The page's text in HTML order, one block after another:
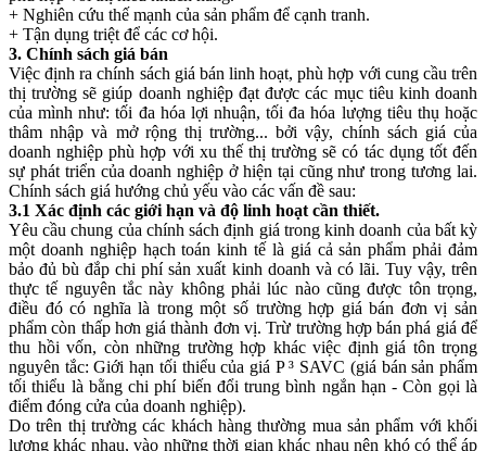
+ Nghiên cứu thế mạnh của sản phẩm để cạnh tranh.
+ Tận dụng triệt để các cơ hội.
3. Chính sách giá bán
Việc định ra chính sách giá bán linh hoạt, phù hợp với cung cầu trên
thị trường sẽ giúp doanh nghiệp đạt được các mục tiêu kinh doanh
của mình như: tối đa hóa lợi nhuận, tối đa hóa lượng tiêu thụ hoặc
thâm nhập và mở rộng thị trường... bởi vậy, chính sách giá của
doanh nghiệp phù hợp với xu thế thị trường sẽ có tác dụng tốt đến
sự phát triển của doanh nghiệp ở hiện tại cũng như trong tương lai.
Chính sách giá hướng chủ yếu vào các vấn đề sau:
3.1 Xác định các giới hạn và độ linh hoạt cần thiết.
Yêu cầu chung của chính sách định giá trong kinh doanh của bất kỳ
một doanh nghiệp hạch toán kinh tế là giá cả sản phẩm phải đảm
bảo đủ bù đắp chi phí sản xuất kinh doanh và có lãi. Tuy vậy, trên
thực tế nguyên tắc này không phải lúc nào cũng được tôn trọng,
điều đó có nghĩa là trong một số trường hợp giá bán đơn vị sản
phẩm còn thấp hơn giá thành đơn vị. Trừ trường hợp bán phá giá để
thu hồi vốn, còn những trường hợp khác việc định giá tôn trọng
nguyên tắc: Giới hạn tối thiểu của giá P ³ SAVC (giá bán sản phẩm
tối thiểu là bằng chi phí biến đổi trung bình ngắn hạn - Còn gọi là
điểm đóng cửa của doanh nghiệp).
Do trên thị trường các khách hàng thường mua sản phẩm với khối
lượng khác nhau, vào những thời gian khác nhau nên khó có thể áp